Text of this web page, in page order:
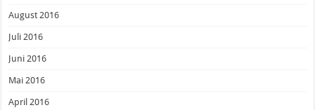
August 2016
Juli 2016
Juni 2016
Mai 2016
April 2016